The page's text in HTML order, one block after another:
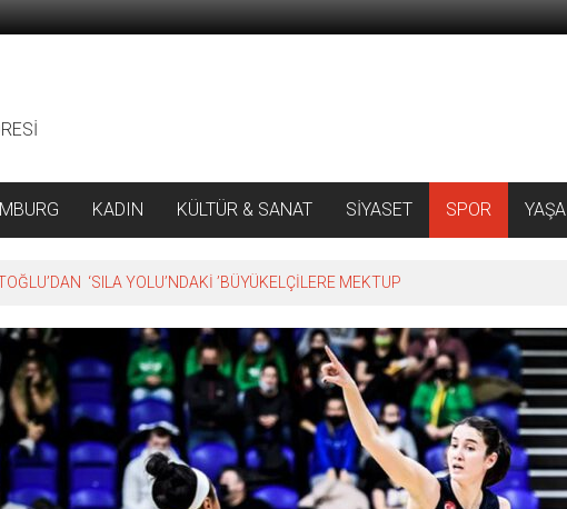
KADIN KÜLTÜR & SANAT SİYASET SPOR
‘SILA YOLU’NDAKİ ’BÜYÜKELÇİLERE MEKTUP